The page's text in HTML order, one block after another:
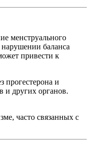
менструального
баланса
привести к
прогестерона и
и других органов.
часто связанных с